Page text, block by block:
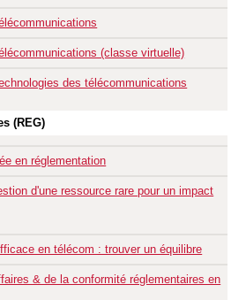
(classe virtuelle)
des télécommunications
(REG)
en réglementation
d'une ressource rare pour un impact
en télécom : trouver un équilibre
& de la conformité réglementaires en